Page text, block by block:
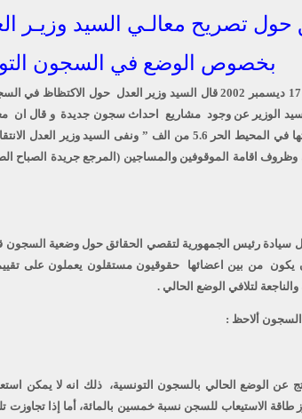
حول تصريح معالـي السيد وزيـر
بخصوص الوضع في السجون
حول الاكتظاظ في
الوزير عن وجود مشاريع احداث سجون جديدة و قال ان
معدل نسبتها في المحيط الحر 5.6 من الف ” ونفى السيد وزير العدل
اقامة الموقوفين والمساجين (المرجع جريدة الصباح
سيادة رئيس الجمهورية لتقصي الحقائق حول وضعية السجون
يكون
من بين اعضائها
حقوقيون مستقلون يعملون على
لتلافي الوضع الحالي .
ألاحظ :
عن الوضع الحالي بالسجون التونسية،
ذلك انه لا يمكن
طاقة الاستيعاب للسجن نسبة خمسين بالمائة، أما إذا تجاوزت